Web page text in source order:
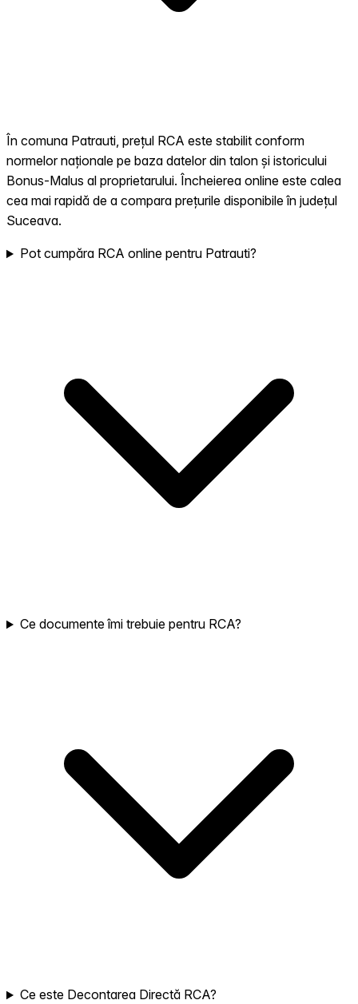
În comuna Patrauti, prețul RCA este stabilit conform
normelor naționale pe baza datelor din talon și istoricului
Bonus-Malus al proprietarului. Încheierea online este calea
cea mai rapidă de a compara prețurile disponibile în județul
Suceava.
Pot cumpăra RCA online pentru Patrauti?
Ce documente îmi trebuie pentru RCA?
Ce este Decontarea Directă RCA?